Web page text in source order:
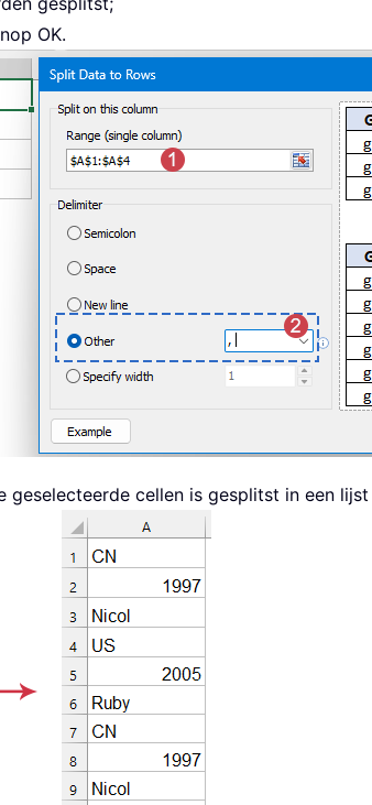
OK.
geselecteerde cellen is gesplitst in een lijst